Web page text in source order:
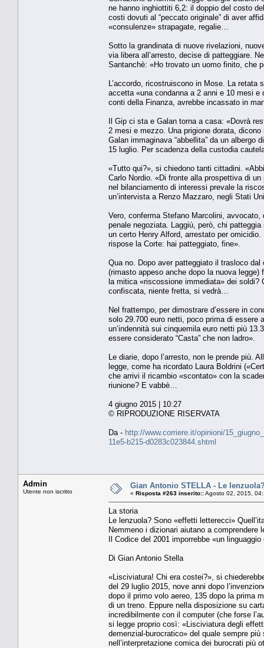
ne hanno inghiottiti 6,2: il doppio del costo
costi dovuti al “peccato originale” di aver
«consulenze» strapagate, regalie…
Sotto la grandinata di nuove rivelazioni,
via libera all’arresto, decise di patteggiare.
Santanchè: «Ho trovato un uomo finito, che
L’accordo, ricostruiscono in Mose. La
accetta «una condanna a 2 anni e 10 mesi
conti della Finanza, avrebbe incassato in
Il Gip ci sta e Galan torna a casa: «Dovrà
2 mesi e mezzo. Una prigione dorata,
Galan immaginava “abbellita” da un
15 luglio. Per scadenza della custodia
«Tutto qui?», si chiedono tanti cittadini.
Carlo Nordio. «Di fronte alla prospettiva di
nel bilanciamento di interessi prevale la
un’intervista a Renzo Mazzaro, negli Stati
Vero, conferma Stefano Marcolini,
penale negoziata. Laggiù, però, chi
un certo Henry Alford, arrestato per
rispose la Corte: hai patteggiato, fine».
Qua no. Dopo aver patteggiato il trasloco
(rimasto appeso anche dopo la nuova
la mitica «riscossione immediata» dei soldi?
confiscata, niente fretta, si vedrà…
Nel frattempo, per dimostrare d’essere in
solo 29.700 euro netti, poco prima di essere
un’indennità sui cinquemila euro netti più
essere considerato “Casta” che non ladro».
Le diarie, dopo l’arresto, non le prende più.
legge, come ha ricordato Laura Boldrini
che arrivi il ricambio «scontato» con la
riunione? E vabbè…
4 giugno 2015 | 10:27
© RIPRODUZIONE RISERVATA
Da - http://www.corriere.it/opinioni/
11e5-b215-d0283c023844.shtml
Admin
Utente non iscritto
Gian Antonio STELLA - Le
« Risposta #263 inserito::Agosto 02, 2015,
La storia
Le lenzuola? Sono «effetti letterecci»
Nemmeno i dizionari aiutano a comprendere
Il Codice del 2001 imporrebbe «un
Di Gian Antonio Stella
«Lisciviatura! Chi era costei?», si
del 29 luglio 2015, nove anni dopo
dopo il primo volo aereo, 135 dopo la prima
di un treno. Eppure nella disposizione su
incredibilmente con il computer (che forse
si legge proprio così: «Lisciviatura degli
demenzial-burocratico» del quale sempre
nell’interpretazione comica dei burocrati più